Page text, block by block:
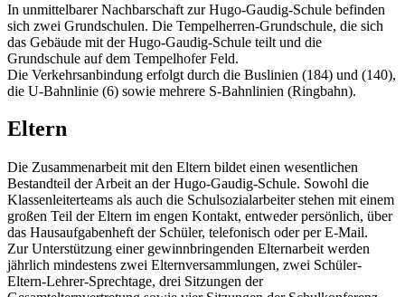
In unmittelbarer Nachbarschaft zur Hugo-Gaudig-Schule befinden
sich zwei Grundschulen. Die Tempelherren-Grundschule, die sich
das Gebäude mit der Hugo-Gaudig-Schule teilt und die
Grundschule auf dem Tempelhofer Feld.
Die Verkehrsanbindung erfolgt durch die Buslinien (184) und (140),
die U-Bahnlinie (6) sowie mehrere S-Bahnlinien (Ringbahn).
Eltern
Die Zusammenarbeit mit den Eltern bildet einen wesentlichen
Bestandteil der Arbeit an der Hugo-Gaudig-Schule. Sowohl die
Klassenleiterteams als auch die Schulsozialarbeiter stehen mit einem
großen Teil der Eltern im engen Kontakt, entweder persönlich, über
das Hausaufgabenheft der Schüler, telefonisch oder per E-Mail.
Zur Unterstützung einer gewinnbringenden Elternarbeit werden
jährlich mindestens zwei Elternversammlungen, zwei Schüler-
Eltern-Lehrer-Sprechtage, drei Sitzungen der